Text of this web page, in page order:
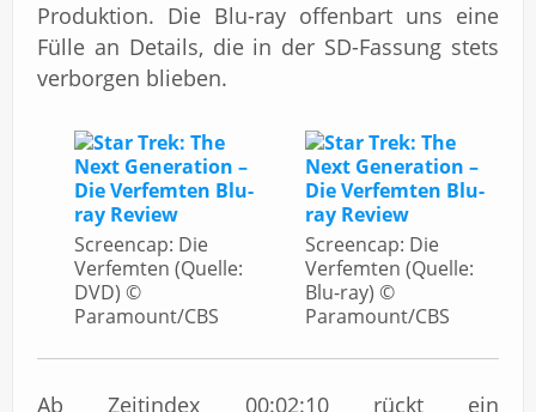
Produktion. Die Blu-ray offenbart uns eine
Fülle an Details, die in der SD-Fassung stets
verborgen blieben.
Screencap: Die
Verfemten (Quelle:
DVD) ©
Paramount/CBS
Screencap: Die
Verfemten (Quelle:
Blu-ray) ©
Paramount/CBS
Ab Zeitindex 00:02:10 rückt ein